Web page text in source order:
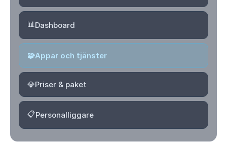
📊Dashboard
🧩Appar och tjänster
💎Priser & paket
📋Personalliggare